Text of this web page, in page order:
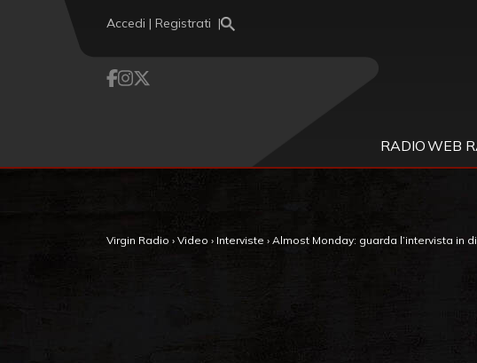
Accedi | Registrati
RADIOWEB
Virgin Radio › Video › Interviste › Almost Monday: guarda l’intervista in